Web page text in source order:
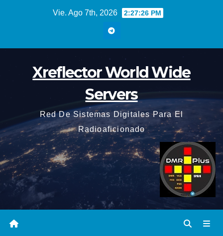
Vie. Ago 7th, 2026 2:27:27 PM
Xreflector World Wide
Servers
Red De Sistemas Digitales Para El
Radioaficionado